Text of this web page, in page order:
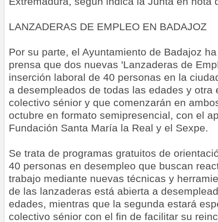
LANZADERAS DE EMPLEO EN BADAJOZ
Por su parte, el Ayuntamiento de Badajoz
prensa que dos nuevas 'Lanzaderas de
inserción laboral de 40 personas en la
a desempleados de todas las edades y otra
colectivo sénior y que comenzarán en
octubre en formato semipresencial, con el
Fundación Santa María la Real y el Sexpe.
Se trata de programas gratuitos de
40 personas en desempleo que buscan
trabajo mediante nuevas técnicas y
de las lanzaderas está abierta a
edades, mientras que la segunda estará
colectivo sénior con el fin de facilitar su